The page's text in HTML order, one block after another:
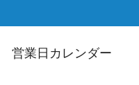
営業日カレンダー